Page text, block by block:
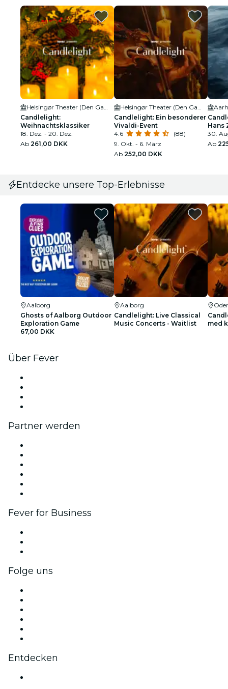
Candlelight:
Weihnachtsklassiker
18. Dez. - 20. Dez.
Ab 261,00 DKK
Candlelight: Ein besonderer
Vivaldi-Event
4.6
(88)
9. Okt. - 6. März
Ab 252,00 DKK
Hans
30.
Ab
Entdecke unsere Top-Erlebnisse
Aalborg
Ghosts of Aalborg Outdoor
Exploration Game
67,00 DKK
Aalborg
Candlelight: Live Classical
Music Concerts - Waitlist
med
Über Fever
Partner werden
Fever for Business
Folge uns
Entdecken